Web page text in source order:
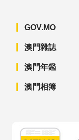
GOV.MO
澳門雜誌
澳門年鑑
澳門相簿